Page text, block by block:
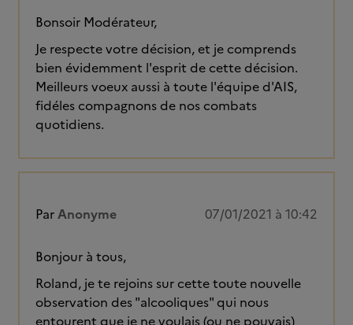
Bonsoir Modérateur,
Je respecte votre décision, et je comprends
bien évidemment l'esprit de cette décision.
Meilleurs voeux aussi à toute l'équipe d'AIS,
fidéles compagnons de nos combats
quotidiens.
ParAnonyme 07/01/2021 à 10:42
Bonjour à tous,
Roland, je te rejoins sur cette toute nouvelle
observation des "alcooliques" qui nous
entourent que je ne voulais (ou ne pouvais)